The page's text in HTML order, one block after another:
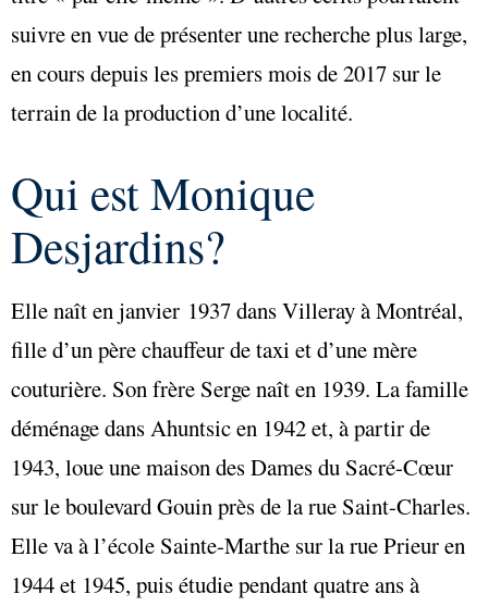
suivre en vue de présenter une recherche plus large,
en cours depuis les premiers mois de 2017 sur le
terrain de la production d’une localité.
Qui est Monique
Desjardins?
Elle naît en janvier 1937 dans Villeray à Montréal,
fille d’un père chauffeur de taxi et d’une mère
couturière. Son frère Serge naît en 1939. La famille
déménage dans Ahuntsic en 1942 et, à partir de
1943, loue une maison des Dames du Sacré-Cœur
sur le boulevard Gouin près de la rue Saint-Charles.
Elle va à l’école Sainte-Marthe sur la rue Prieur en
1944 et 1945, puis étudie pendant quatre ans à